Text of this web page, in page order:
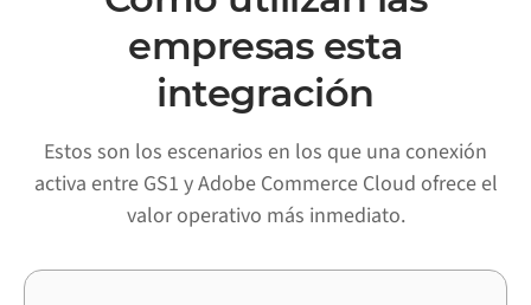
empresas esta
integración
Estos son los escenarios en los que una conexión
activa entre GS1 y Adobe Commerce Cloud ofrece el
valor operativo más inmediato.